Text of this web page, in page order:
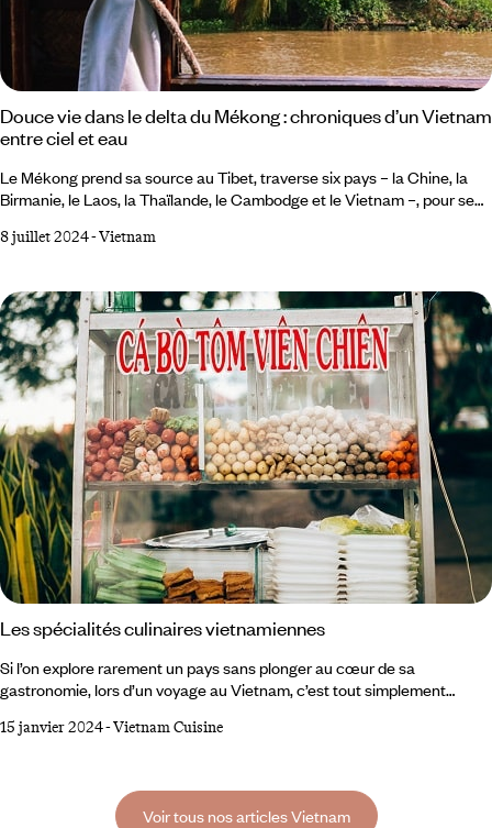
Douce vie dans le delta du Mékong : chroniques d’un Vietnam
entre ciel et eau
Le Mékong prend sa source au Tibet, traverse six pays – la Chine, la
Birmanie, le Laos, la Thaïlande, le Cambodge et le Vietnam –, pour se
et en arroyos, qui forment un monde où il fait doux vivre et que l’on aime
aux neuf dragons Mère des eaux, mère des rivières,
8 juillet 2024-Vietnam
Les spécialités culinaires vietnamiennes
Si l’on explore rarement un pays sans plonger au cœur de sa
gastronomie, lors d’un voyage au Vietnam, c’est tout simplement
rafraîchissante au sud, la cuisine vietnamienne se vit du matin au soir,
spécialités inoubliables.
15 janvier 2024-Vietnam Cuisine
Voir tous nos articles Vietnam